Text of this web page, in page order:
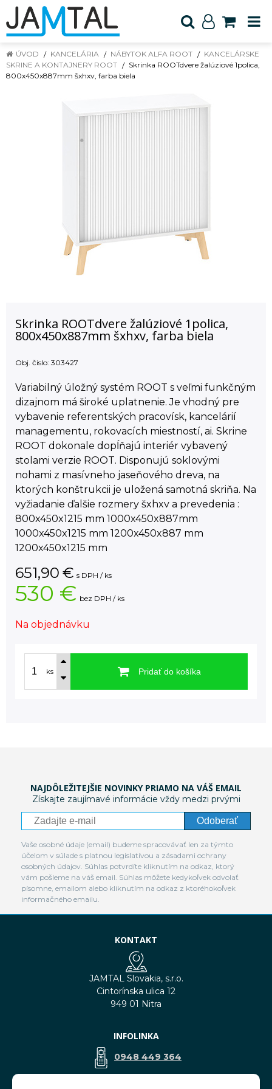
ÚVOD KANCELÁRIA NÁBYTOK ALFA ROOT
KANCELÁRSKE
SKRINE A KONTAJNERY ROOT
Skrinka ROOTdvere žalúziové 1polica,
800x450x887mm šxhxv, farba biela
Skrinka ROOTdvere žalúziové 1polica,
800x450x887mm šxhxv, farba biela
Obj. čislo: 303427
Variabilný úložný systém ROOT s veľmi funkčným
dizajnom má široké uplatnenie. Je vhodný pre
vybavenie referentských pracovísk, kancelárií
managementu, rokovacích miestností, ai. Skrine
ROOT dokonale dopĺňajú interiér vybavený
stolami verzie ROOT. Disponujú soklovými
nohami z masívneho jaseňového dreva, na
ktorých konštrukcii je uložená samotná skriňa. Na
vyžiadanie ďalšie rozmery šxhxv a prevedenia :
800x450x1215 mm 1000x450x887mm
1000x450x1215 mm 1200x450x887 mm
1200x450x1215 mm
651,90 € s DPH / ks
530 € bez DPH / ks
Na objednávku
ks Pridať do košíka
NAJDÔLEŽITEJŠIE NOVINKY PRIAMO NA VÁŠ EMAIL
Získajte zaujímavé informácie vždy medzi prvými
Odoberať
Vaše osobné údaje (email) budeme spracovávať len za týmto
účelom v súlade s platnou legislatívou a zásadami ochrany
osobných údajov. Súhlas potvrdíte kliknutím na odkaz, ktorý
vám pošleme na váš email. Súhlas môžete kedykoľvek odvolať
písomne, emailom alebo kliknutím na odkaz z ktoréhokoľvek
informačného emailu.
KONTAKT
JAMTAL Slovakia, s.r.o.
Cintorínska ulica 12
949 01 Nitra
INFOLINKA
0948 449 364